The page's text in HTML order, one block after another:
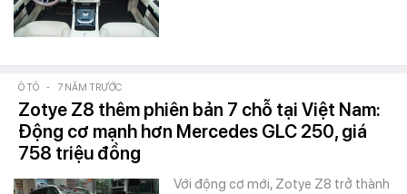
Ô TÔ - 7 NĂM TRƯỚC
Zotye Z8 thêm phiên bản 7 chỗ tại Việt Nam:
Động cơ mạnh hơn Mercedes GLC 250, giá
758 triệu đồng
Với động cơ mới, Zotye Z8 trở thành